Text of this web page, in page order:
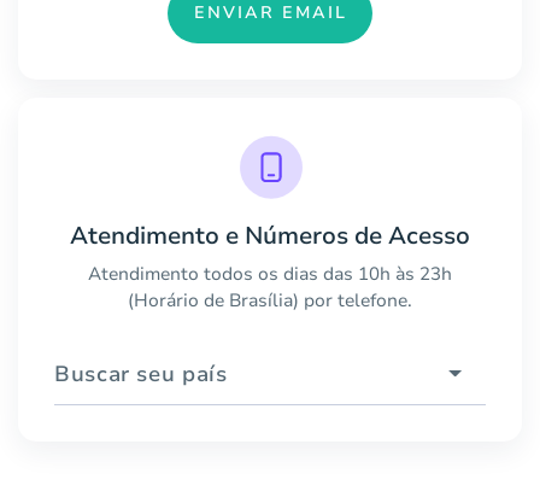
ENVIAR EMAIL
Atendimento e Números de Acesso
Atendimento todos os dias das 10h às 23h
(Horário de Brasília) por telefone.
Buscar seu país